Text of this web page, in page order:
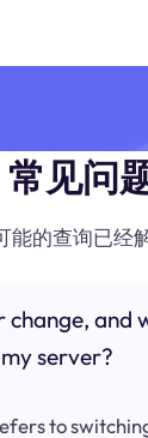
常见问
能的查询已经
change, and
server?
to